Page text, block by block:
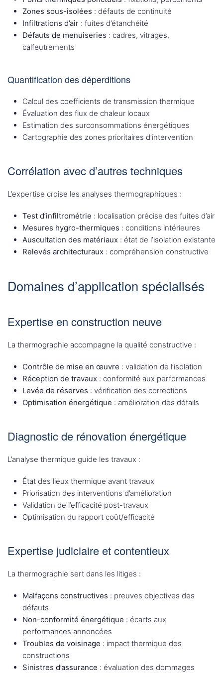
Zones sous-isolées : défauts de continuité
Infiltrations d’air : fuites d’étanchéité
Défauts de menuiseries : cadres, vitrages,
calfeutrements
Quantification des déperditions
Calcul des coefficients de transmission thermique
Évaluation des flux de chaleur locaux
Estimation des surconsommations énergétiques
Cartographie des zones prioritaires d’intervention
Corrélation avec d’autres techniques
L’expertise croise les analyses thermographiques :
Test d’infiltrométrie : localisation précise des fuites d’air
Mesures hygro-thermiques : conditions intérieures
Auscultation des matériaux : état de l’isolation existante
Relevés architecturaux : compréhension constructive
Domaines d’application spécialisés
Expertise en construction neuve
La thermographie accompagne la qualité constructive :
Contrôle de mise en œuvre : validation de l’isolation
Réception de travaux : conformité aux performances
Levée de réserves : vérification des corrections
Optimisation énergétique : amélioration des détails
Diagnostic de rénovation énergétique
L’analyse thermique guide les travaux :
État des lieux thermique avant travaux
Priorisation des interventions d’amélioration
Validation de l’efficacité post-travaux
Optimisation du rapport coût/efficacité
Expertise judiciaire et contentieux
La thermographie sert dans les litiges :
Malfaçons constructives : preuves objectives des
défauts
Non-conformité énergétique : écarts aux
performances annoncées
Troubles de voisinage : impact thermique des
constructions
Sinistres d’assurance : évaluation des dommages